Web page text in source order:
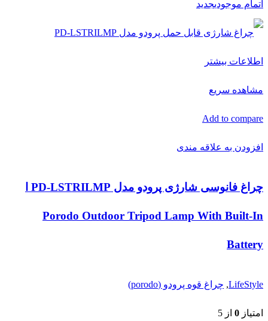
اتمام موجودیجدید
اطلاعات بیشتر
مشاهده سریع
Add to compare
افزودن به علاقه مندی
Porodo Outdoor Tripod Lamp With Built-In
Battery
LifeStyle
, چراغ قوه پرودو (porodo)
امتیاز 0 از 5